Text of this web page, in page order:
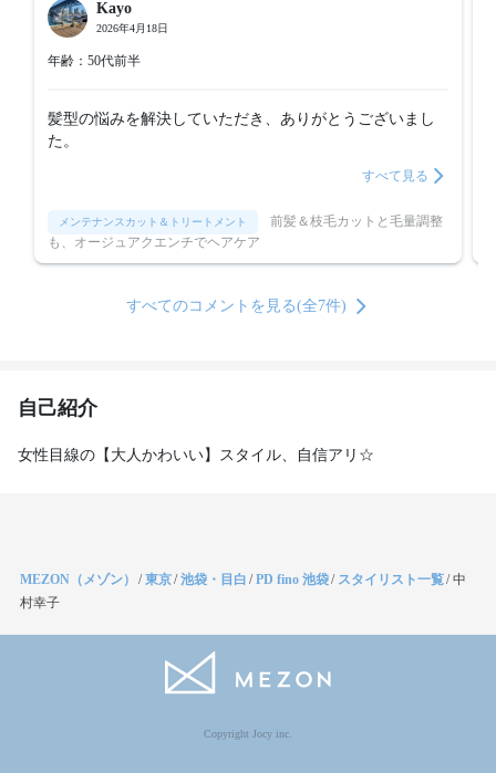
Kayo
2026年4月18日
年齢：50代前半
髪型の悩みを解決していただき、ありがとうございまし
た。
すべて見る
メンテナンスカット＆トリートメント
も、オージュアクエンチでヘアケア
すべてのコメントを見る(全7件)
自己紹介
女性目線の【大人かわいい】スタイル、自信アリ☆
MEZON（メゾン） /東京/池袋・目白 /PD fino 池袋/ スタイリスト一覧/中
村幸子
Copyright Jocy inc.